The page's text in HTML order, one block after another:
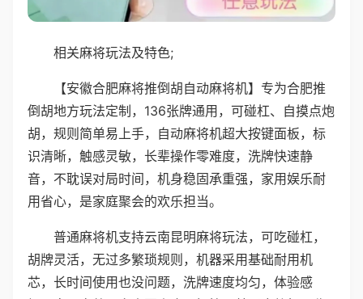
相关麻将玩法及特色;
【安徽合肥麻将推倒胡自动麻将机】专为合肥推
倒胡地方玩法定制，136张牌通用，可碰杠、自摸点炮
胡，规则简单易上手，自动麻将机超大按键面板，标
识清晰，触感灵敏，长辈操作零难度，洗牌快速静
音，不耽误对局时间，机身稳固承重强，家用娱乐耐
用省心，是家庭聚会的欢乐担当。
普通麻将机支持云南昆明麻将玩法，可吃碰杠，
胡牌灵活，无过多繁琐规则，机器采用基础耐用机
芯，长时间使用也没问题，洗牌速度均匀，体验感